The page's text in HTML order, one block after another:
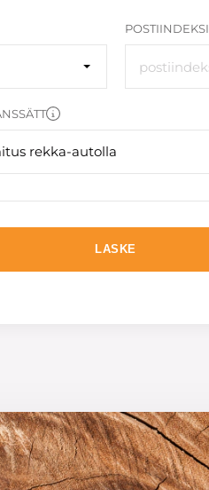
POSTIINDEKSI
rekka-autolla
LASKE